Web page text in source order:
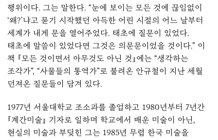
행위이다. 그는 말한다. “눈에 보이는 모든 것에 끊임없이
‘왜?’냐고 묻기 시작했던 아득한 어린 시절의 어느 날부터
세계가 내게 문을 열어주었다. 태초에 질문이 있었다.
태초에 말씀이 있었다면 그것은 의문문이었을 것이다.” 이
책 『모든 것이면서 아무것도 아닌 것』에는 “생각하는
조각가”, “사물들의 통역가”로 불려온 안규철이 지난 세월
던져온 질문들이 담겨 있다.
1977년 서울대학교 조소과를 졸업하고 1980년부터 7년간
『계간미술』 기자로 일하며 학교에서 배운 미술이 아닌,
현실의 미술과 부딪힌 그는 1985년 무렵 한국 미술을